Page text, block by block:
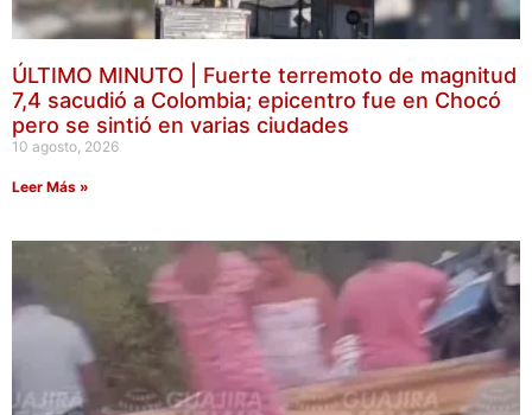
ÚLTIMO MINUTO | Fuerte terremoto de magnitud
7,4 sacudió a Colombia; epicentro fue en Chocó
pero se sintió en varias ciudades
10 agosto, 2026
Leer Más »